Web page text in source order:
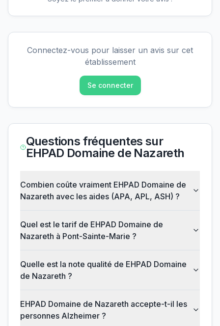
Connectez-vous pour laisser un avis sur cet
établissement
Se connecter
Questions fréquentes sur
EHPAD Domaine de Nazareth
Combien coûte vraiment EHPAD Domaine de
Nazareth avec les aides (APA, APL, ASH) ?
Quel est le tarif de EHPAD Domaine de
Nazareth à Pont-Sainte-Marie ?
Quelle est la note qualité de EHPAD Domaine
de Nazareth ?
EHPAD Domaine de Nazareth accepte-t-il les
personnes Alzheimer ?